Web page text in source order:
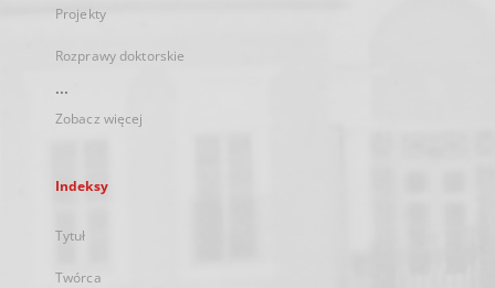
Projekty
Rozprawy doktorskie
...
Zobacz więcej
Indeksy
Tytuł
Twórca